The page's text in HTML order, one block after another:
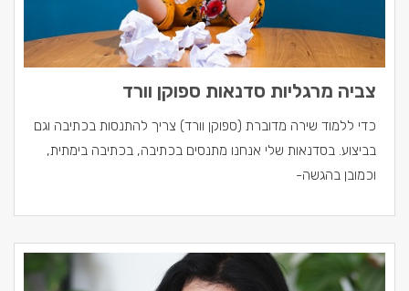
צביה מרגליות סדנאות ספוקן וורד
כדי ללמוד שירה מדוברת (ספוקן וורד) צריך להתנסות בכתיבה וגם
בביצוע. בסדנאות שלי אנחנו מתנסים בכתיבה, בכתיבה בימתית,
וכמובן בהגשה-